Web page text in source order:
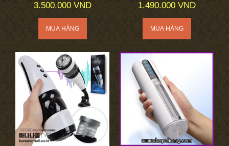
3.500.000 VND 1.490.000 VND